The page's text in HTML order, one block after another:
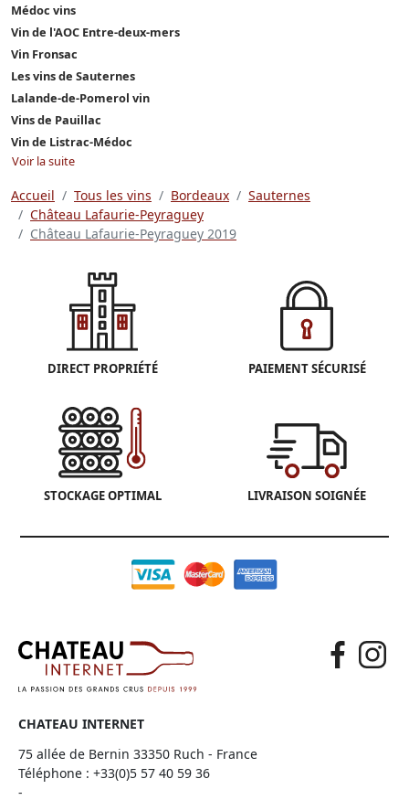
Médoc vins
Vin de l'AOC Entre-deux-mers
Vin Fronsac
Les vins de Sauternes
Lalande-de-Pomerol vin
Vins de Pauillac
Vin de Listrac-Médoc
Voir la suite
Accueil Tous les vins Bordeaux
Sauternes
Château Lafaurie-Peyraguey
Château Lafaurie-Peyraguey 2019
DIRECT PROPRIÉTÉ PAIEMENT SÉCURISÉ
STOCKAGE OPTIMAL LIVRAISON SOIGNÉE
CHATEAU INTERNET
75 allée de Bernin 33350 Ruch - France
Téléphone : +33(0)5 57 40 59 36
-